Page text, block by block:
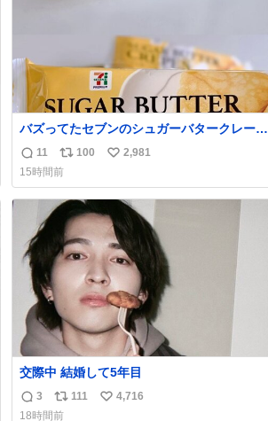
バズってたセブンのシュガーバタークレープ
うますぎて7NOWで買い溜め🛒💭
返
信
数
11
リ
ポ
ス
ト
数
100
い
ね
数
2,981
15時間前
交際中 結婚して5年目
返
3
リ
111
い
4,716
18時間前